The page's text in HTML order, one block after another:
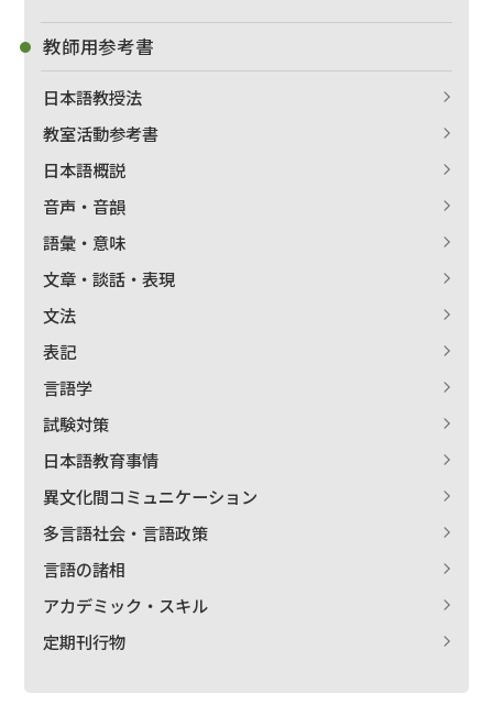
教師用参考書
日本語教授法
教室活動参考書
日本語概説
音声・音韻
語彙・意味
文章・談話・表現
文法
表記
言語学
試験対策
日本語教育事情
異文化間コミュニケーション
多言語社会・言語政策
言語の諸相
アカデミック・スキル
定期刊行物